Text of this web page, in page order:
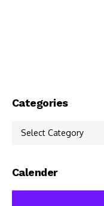
Categories
Categories
Calender